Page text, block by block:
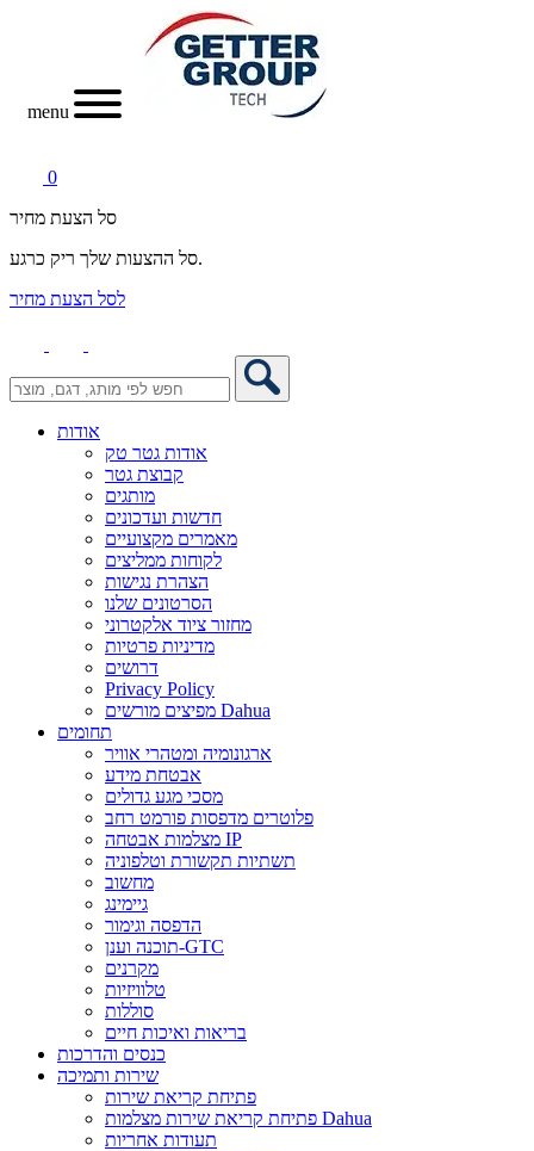
menu
0
סל הצעת מחיר
סל ההצעות שלך ריק כרגע.
לסל הצעת מחיר
אודות
אודות גטר טק
קבוצת גטר
מותגים
חדשות ועדכונים
מאמרים מקצועיים
לקוחות ממליצים
הצהרת נגישות
הסרטונים שלנו
מחזור ציוד אלקטרוני
מדיניות פרטיות
דרושים
Privacy Policy
מפיצים מורשים Dahua
תחומים
ארגונומיה ומטהרי אוויר
אבטחת מידע
מסכי מגע גדולים
פלוטרים מדפסות פורמט רחב
מצלמות אבטחה IP
תשתיות תקשורת וטלפוניה
מחשוב
גיימינג
הדפסה וגימור
תוכנה וענן-GTC
מקרנים
טלוויזיות
סוללות
בריאות ואיכות חיים
כנסים והדרכות
שירות ותמיכה
פתיחת קריאת שירות
פתיחת קריאת שירות מצלמות Dahua
תעודות אחריות